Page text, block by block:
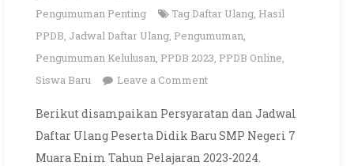
Pengumuman Penting
Tag Daftar Ulang, Hasil
PPDB, Jadwal Daftar Ulang, Pengumuman,
Pengumuman Kelulusan, PPDB 2023, PPDB Online,
Siswa Baru
Leave a Commenton
dan
Jadwal
Daftar
Berikut disampaikan Persyaratan dan Jadwal
Daftar Ulang Peserta Didik Baru SMP Negeri 7
Muara Enim Tahun Pelajaran 2023-2024.